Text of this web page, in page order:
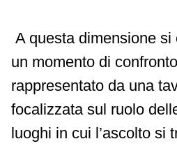
A questa dimensione
un momento di
rappresentato da una
focalizzata sul ruolo
luoghi in cui l’ascolto si